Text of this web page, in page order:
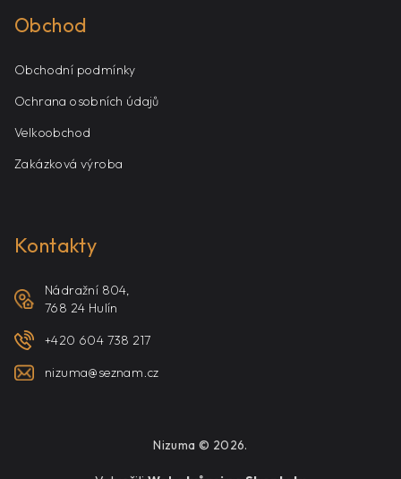
Obchod
Obchodní podmínky
Ochrana osobních údajů
Velkoobchod
Zakázková výroba
Kontakty
Nádražní 804,
768 24 Hulín
+420 604 738 217
nizuma@seznam.cz
Nizuma © 2026.